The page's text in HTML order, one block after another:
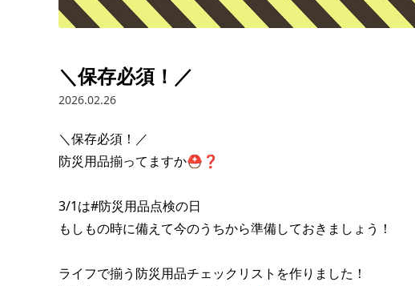
＼保存必須！／
2026.02.26
＼保存必須！／
防災用品揃ってますか⛑❓
3/1は#防災用品点検の日
もしもの時に備えて今のうちから準備しておきましょう！
ライフで揃う防災用品チェックリストを作りました！